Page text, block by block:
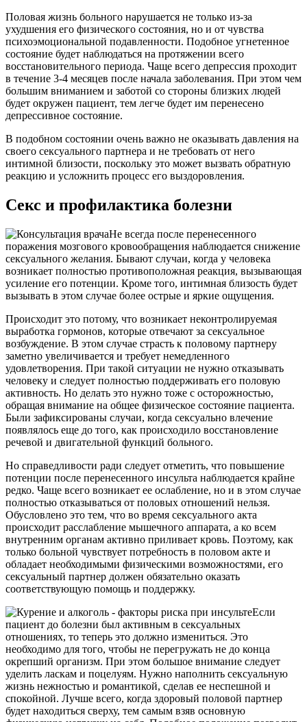
Половая жизнь больного нарушается не только из-за
ухудшения его физического состояния, но и от чувства
психоэмоциональной подавленности. Подобное угнетенное
состояние будет наблюдаться на протяжении всего
восстановительного периода. Чаще всего депрессия проходит
в течение 3-4 месяцев после начала заболевания. При этом чем
большим вниманием и заботой со стороны близких людей
будет окружен пациент, тем легче будет им перенесено
депрессивное состояние.
В подобном состоянии очень важно не оказывать давления на
своего сексуального партнера и не требовать от него
интимной близости, поскольку это может вызвать обратную
реакцию и усложнить процесс его выздоровления.
Секс и профилактика болезни
Не всегда после перенесенного
поражения мозгового кровообращения наблюдается снижение
сексуального желания. Бывают случаи, когда у человека
возникает полностью противоположная реакция, вызывающая
усиление его потенции. Кроме того, интимная близость будет
вызывать в этом случае более острые и яркие ощущения.
Происходит это потому, что возникает неконтролируемая
выработка гормонов, которые отвечают за сексуальное
возбуждение. В этом случае страсть к половому партнеру
заметно увеличивается и требует немедленного
удовлетворения. При такой ситуации не нужно отказывать
человеку и следует полностью поддерживать его половую
активность. Но делать это нужно тоже с осторожностью,
обращая внимание на общее физическое состояние пациента.
Были зафиксированы случаи, когда сексуально влечение
появлялось еще до того, как происходило восстановление
речевой и двигательной функций больного.
Но справедливости ради следует отметить, что повышение
потенции после перенесенного инсульта наблюдается крайне
редко. Чаще всего возникает ее ослабление, но и в этом случае
полностью отказываться от половых отношений нельзя.
Обусловлено это тем, что во время сексуального акта
происходит расслабление мышечного аппарата, а ко всем
внутренним органам активно приливает кровь. Поэтому, как
только больной чувствует потребность в половом акте и
обладает необходимыми физическими возможностями, его
сексуальный партнер должен обязательно оказать
соответствующую помощь и поддержку.
Если
пациент до болезни был активным в сексуальных
отношениях, то теперь это должно измениться. Это
необходимо для того, чтобы не перегружать не до конца
окрепший организм. При этом большое внимание следует
уделить ласкам и поцелуям. Нужно наполнить сексуальную
жизнь нежностью и романтикой, сделав ее неспешной и
спокойной. Лучше всего, когда здоровый половой партнер
будет находиться сверху, тем самым взяв основную